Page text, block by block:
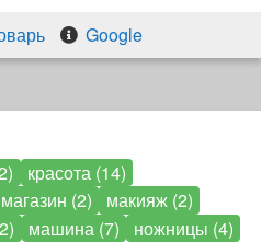
Google
красота (14)
магазин (2)
макияж (2)
машина (7)
ножницы (4)